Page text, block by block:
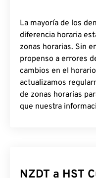
La mayoría de los
diferencia horaria
zonas horarias. Sin
propenso a errores
cambios en el
actualizamos
de zonas horarias
que nuestra
NZDT a HST